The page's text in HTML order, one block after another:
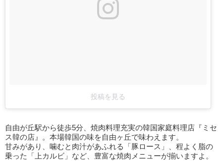
投稿を見る
自由が丘駅から徒歩5分、焼肉料理充実の韓国家庭料理店『ミセ
ス韓の店』。本場韓国の味を自由ヶ丘で味わえます。
甘みがあり、噛むと肉汁があふれる「豚ロース」、程よく脂の
乗った「上カルビ」など、豊富な焼肉メニューが揃いますよ。